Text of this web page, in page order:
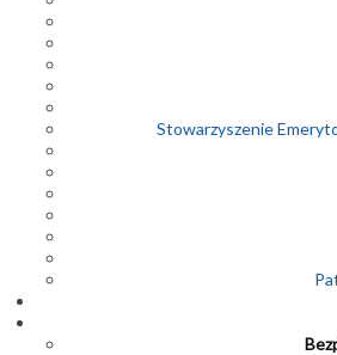
Stowarzyszenie